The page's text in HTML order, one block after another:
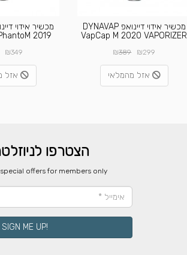
מכשיר אידוי דיינואפ DYNAVAP
VapCap M 2020 VAPORIZER
₪299
₪389
אזל מהמלאי
2019
₪349
אזל
הצטרפו
offers for members only
!SIGN ME UP